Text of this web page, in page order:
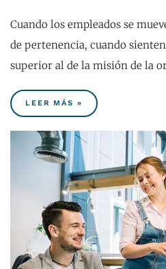
Cuando los empleados se
de pertenencia, cuando
superior al de la misión de la
LEER MÁS »